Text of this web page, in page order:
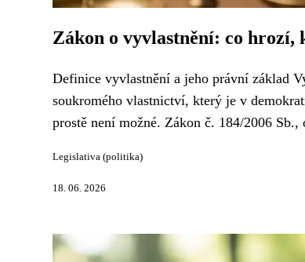
Zákon o vyvlastnění: co hrozí,
Definice vyvlastnění a jeho právní základ
soukromého vlastnictví, který je v
prostě není možné. Zákon č. 184/2006
Legislativa (politika)
18. 06. 2026